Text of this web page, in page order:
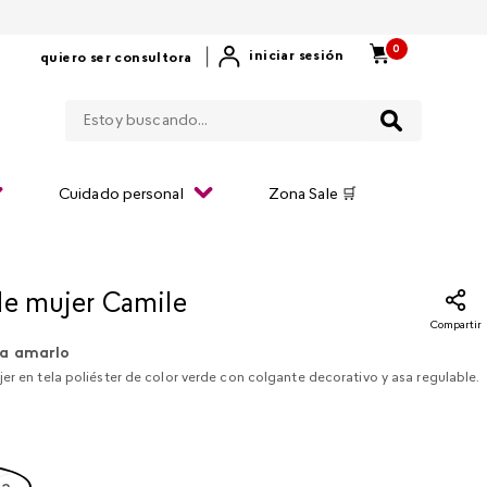
quiero ser consultora iniciar sesión
0
Cuidado personal Zona Sale 🛒
mujer Camile
Compartir
amarlo
en tela poliéster de color verde con colgante decorativo y asa regulable.